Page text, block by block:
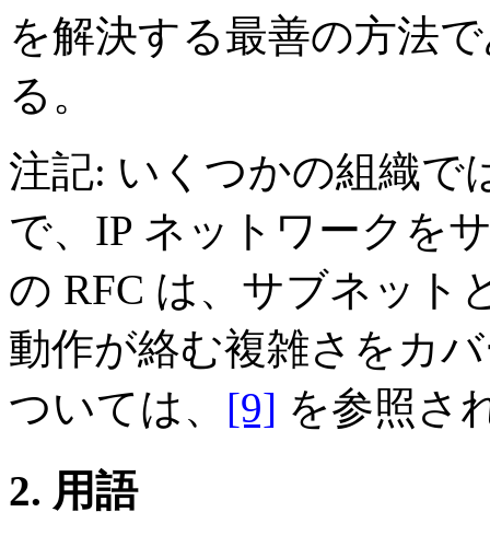
を解決する最善の方法
る。
注記: いくつかの組織で
で、IP ネットワークを
の RFC は、サブネット
動作が絡む複雑さをカ
ついては、 [9] を参照さ
2. 用語